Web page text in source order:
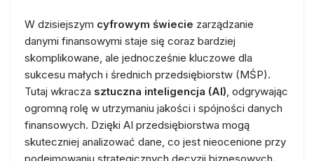
W dzisiejszym cyfrowym świecie zarządzanie
danymi finansowymi staje się coraz bardziej
skomplikowane, ale jednocześnie kluczowe dla
sukcesu małych i średnich przedsiębiorstw (MŚP).
Tutaj wkracza sztuczna inteligencja (AI), odgrywając
ogromną rolę w utrzymaniu jakości i spójności danych
finansowych. Dzięki AI przedsiębiorstwa mogą
skuteczniej analizować dane, co jest nieocenione przy